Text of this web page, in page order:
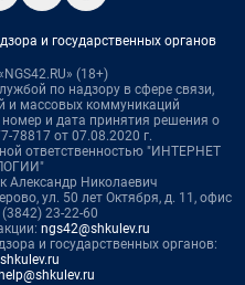
и государственных органов
(18+)
по надзору в сфере связи,
и массовых коммуникаций
и дата принятия решения о
78817 от 07.08.2020 г.
ответственностью "ИНТЕРНЕТ
Александр Николаевич
ул. 50 лет Октября, д. 11, офис
23-22-60
ngs42@shkulev.ru
и государственных органов:
help@shkulev.ru